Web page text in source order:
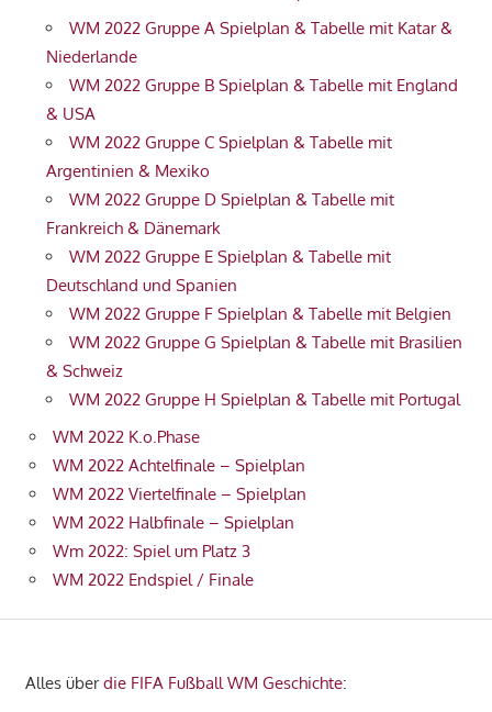
WM 2022 Gruppe A Spielplan & Tabelle mit Katar &
Niederlande
WM 2022 Gruppe B Spielplan & Tabelle mit England
& USA
WM 2022 Gruppe C Spielplan & Tabelle mit
Argentinien & Mexiko
WM 2022 Gruppe D Spielplan & Tabelle mit
Frankreich & Dänemark
WM 2022 Gruppe E Spielplan & Tabelle mit
Deutschland und Spanien
WM 2022 Gruppe F Spielplan & Tabelle mit Belgien
WM 2022 Gruppe G Spielplan & Tabelle mit Brasilien
& Schweiz
WM 2022 Gruppe H Spielplan & Tabelle mit Portugal
WM 2022 K.o.Phase
WM 2022 Achtelfinale – Spielplan
WM 2022 Viertelfinale – Spielplan
WM 2022 Halbfinale – Spielplan
Wm 2022: Spiel um Platz 3
WM 2022 Endspiel / Finale
Alles überdie FIFA Fußball WM Geschichte: